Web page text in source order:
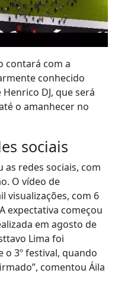
contará com a
conhecido
DJ, que será
o amanhecer no
sociais
redes sociais, com
O vídeo de
visualizações, com 6
expectativa começou
em agosto de
Lima foi
o 3º festival, quando
comentou Áila